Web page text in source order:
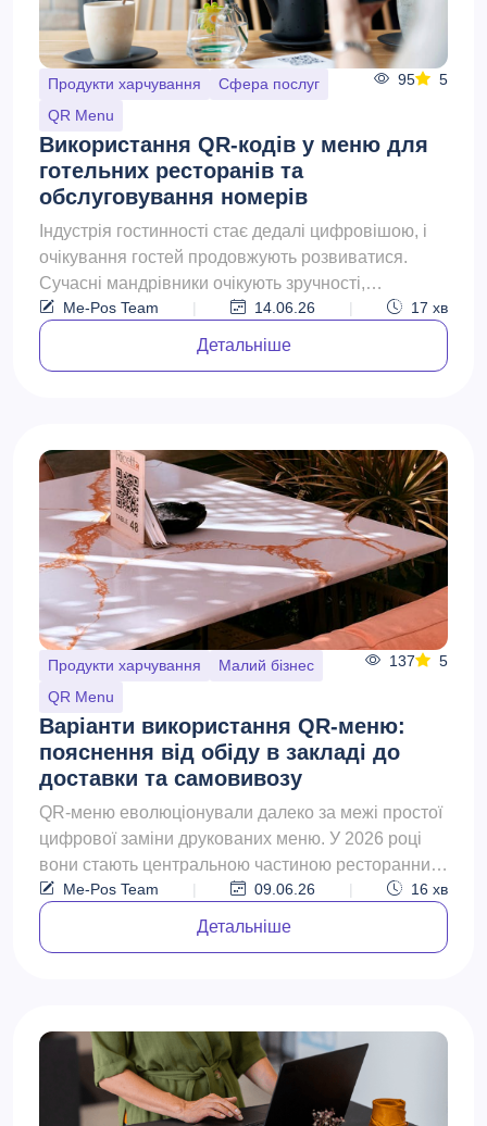
Продукти харчування
Сфера послуг
QR Menu
95 5
Використання QR-кодів у меню для
готельних ресторанів та
обслуговування номерів
Індустрія гостинності стає дедалі цифровішою, і
очікування гостей продовжують розвиватися.
Сучасні мандрівники очікують зручності,
швидкості, персонал...
Me-Pos Team | 14.06.26 | 17 хв
Детальніше
Продукти харчування
Малий бізнес
QR Menu
137 5
Варіанти використання QR-меню:
пояснення від обіду в закладі до
доставки та самовивозу
QR-меню еволюціонували далеко за межі простої
цифрової заміни друкованих меню. У 2026 році
вони стають центральною частиною ресторанних
операцій, допо...
Me-Pos Team | 09.06.26 | 16 хв
Детальніше